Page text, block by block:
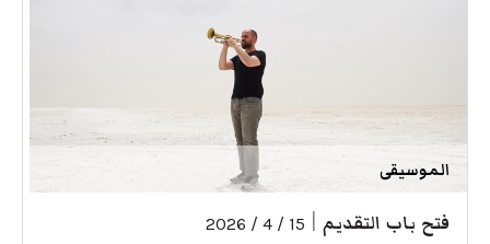
الموسيقى
فتح باب التقديم 15 / 4 / 2026